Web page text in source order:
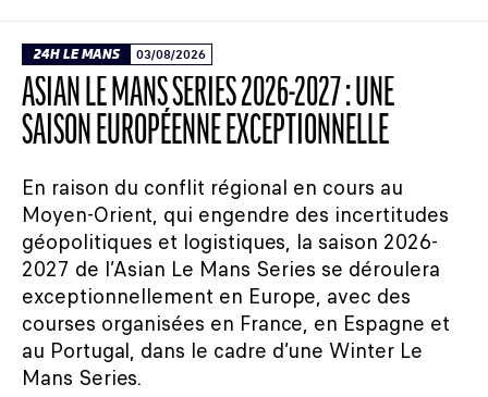
24H LE MANS 03/08/2026
ASIAN LE MANS SERIES 2026-2027 : UNE
SAISON EUROPÉENNE EXCEPTIONNELLE
En raison du conflit régional en cours au
Moyen-Orient, qui engendre des incertitudes
géopolitiques et logistiques, la saison 2026-
2027 de l’Asian Le Mans Series se déroulera
exceptionnellement en Europe, avec des
courses organisées en France, en Espagne et
au Portugal, dans le cadre d’une Winter Le
Mans Series.